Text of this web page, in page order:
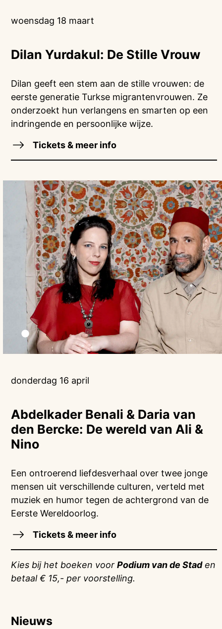
woensdag 18 maart
Dilan Yurdakul: De Stille Vrouw
Dilan geeft een stem aan de stille vrouwen: de
eerste generatie Turkse migrantenvrouwen. Ze
onderzoekt hun verlangens en smarten op een
indringende en persoonlijke wijze.
Tickets & meer info
donderdag 16 april
Abdelkader Benali & Daria van
den Bercke: De wereld van Ali &
Nino
Een ontroerend liefdesverhaal over twee jonge
mensen uit verschillende culturen, verteld met
muziek en humor tegen de achtergrond van de
Eerste Wereldoorlog.
Tickets & meer info
Kies bij het boeken voorPodium van de Staden
betaal € 15,- per voorstelling.
Nieuws